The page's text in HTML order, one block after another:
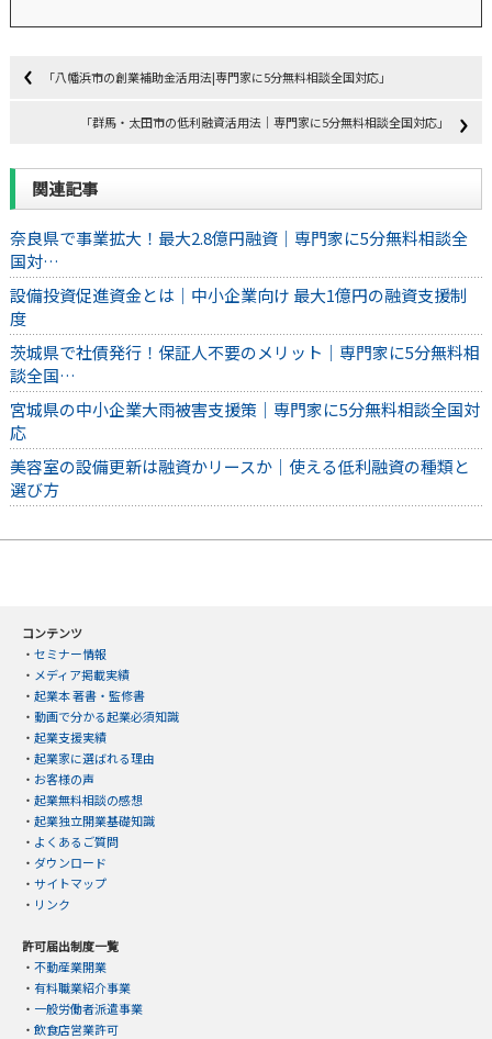
「八幡浜市の創業補助金活用法|専門家に5分無料相談全国対応」
「群馬・太田市の低利融資活用法｜専門家に5分無料相談全国対応」
関連記事
奈良県で事業拡大！最大2.8億円融資｜専門家に5分無料相談全
国対…
設備投資促進資金とは｜中小企業向け 最大1億円の融資支援制
度
茨城県で社債発行！保証人不要のメリット｜専門家に5分無料相
談全国…
宮城県の中小企業大雨被害支援策｜専門家に5分無料相談全国対
応
美容室の設備更新は融資かリースか｜使える低利融資の種類と
選び方
コンテンツ
・ セミナー情報
・ メディア掲載実績
・ 起業本 著書・監修書
・ 動画で分かる起業必須知識
・ 起業支援実績
・ 起業家に選ばれる理由
・ お客様の声
・ 起業無料相談の感想
・ 起業独立開業基礎知識
・ よくあるご質問
・ ダウンロード
・ サイトマップ
・ リンク
許可届出制度一覧
・ 不動産業開業
・ 有料職業紹介事業
・ 一般労働者派遣事業
・ 飲食店営業許可